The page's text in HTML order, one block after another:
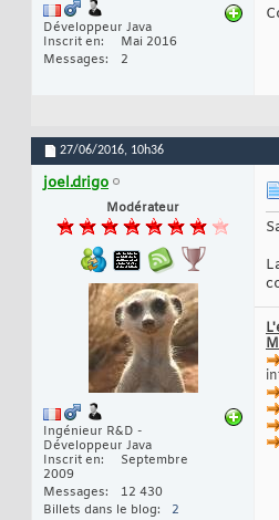
Développeur Java
Inscrit en
Mai 2016
Messages
2
27/06/2016, 10h36
joel.drigo
Modérateur
Ingénieur R&D -
Développeur Java
Inscrit en
Septembre
2009
Messages
12 430
Billets dans le blog
2